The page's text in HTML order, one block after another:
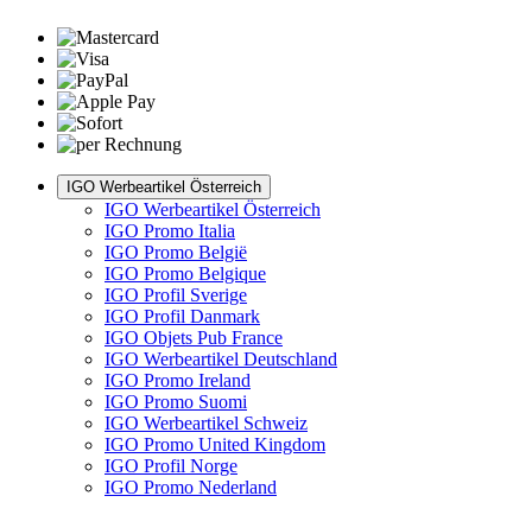
IGO Werbeartikel Österreich
IGO Werbeartikel Österreich
IGO Promo Italia
IGO Promo België
IGO Promo Belgique
IGO Profil Sverige
IGO Profil Danmark
IGO Objets Pub France
IGO Werbeartikel Deutschland
IGO Promo Ireland
IGO Promo Suomi
IGO Werbeartikel Schweiz
IGO Promo United Kingdom
IGO Profil Norge
IGO Promo Nederland